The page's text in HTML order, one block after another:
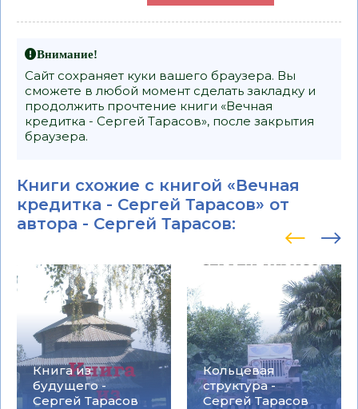
Внимание!
Сайт сохраняет куки вашего браузера. Вы
сможете в любой момент сделать закладку и
продолжить прочтение книги «Вечная
кредитка - Сергей Тарасов», после закрытия
браузера.
Книги схожие с книгой «Вечная
кредитка - Сергей Тарасов» от
автора - Сергей Тарасов:
Книга из
будущего -
Сергей Тарасов
Кольцевая
структура -
Сергей Тарасов